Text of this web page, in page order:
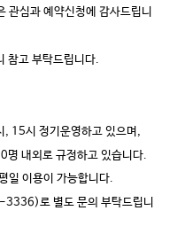
심과 예약신청에 감사드립니
참고 부탁드립니다.
15시 정기운영하고 있으며,
명 내외로 규정하고 있습니다.
일 이용이 가능합니다.
로 별도 문의 부탁드립니